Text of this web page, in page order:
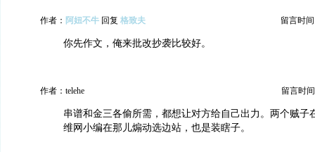
作者： 阿妞不牛 回复 格致夫 留言时间
你先作文，俺来批改抄袭比较好。
作者：telehe 留言时
串谱和金三各偷所需，都想让对方给自己出力。两个贼子
维网小编在那儿煽动选边站，也是装瞎子。